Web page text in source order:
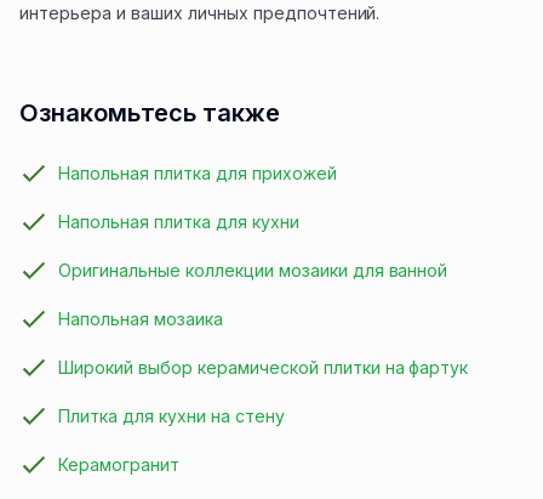
интерьера и ваших личных предпочтений.
Ознакомьтесь также
Напольная плитка для прихожей
Напольная плитка для кухни
Оригинальные коллекции мозаики для ванной
Напольная мозаика
Широкий выбор керамической плитки на фартук
Плитка для кухни на стену
Керамогранит